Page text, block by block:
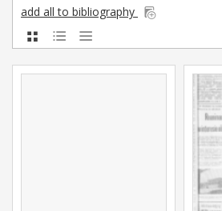
add all to bibliography